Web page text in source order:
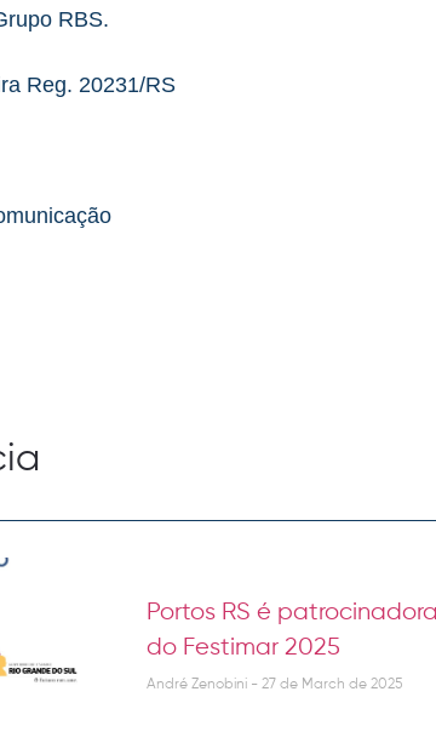
RBS.
Reg. 20231/RS
Portos RS é patrocinadora
do Festimar 2025
André Zenobini 27 de March de 2025